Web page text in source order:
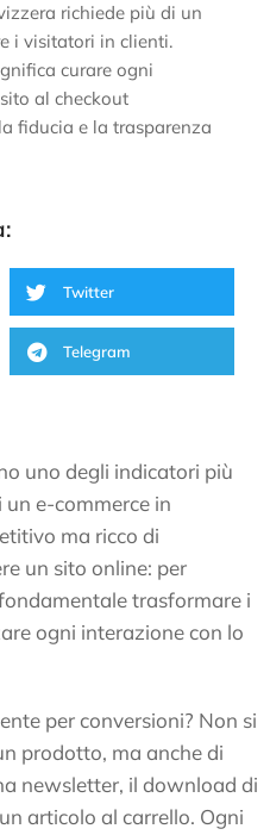
uno degli indicatori più
e-commerce in
ma ricco di
un sito online: per
trasformare i
ogni interazione con lo
per conversioni? Non si
prodotto, ma anche di
newsletter, il download di
articolo al carrello. Ogni
richiede più di un
i visitatori in clienti.
curare ogni
al checkout
fiducia e la trasparenza
Twitter
Telegram